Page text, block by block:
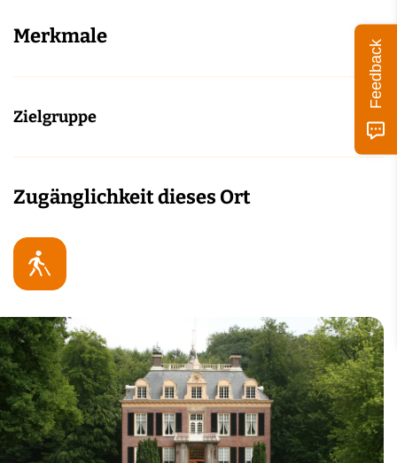
Merkmale
Zielgruppe
Zugänglichkeit dieses Ort
Feedback